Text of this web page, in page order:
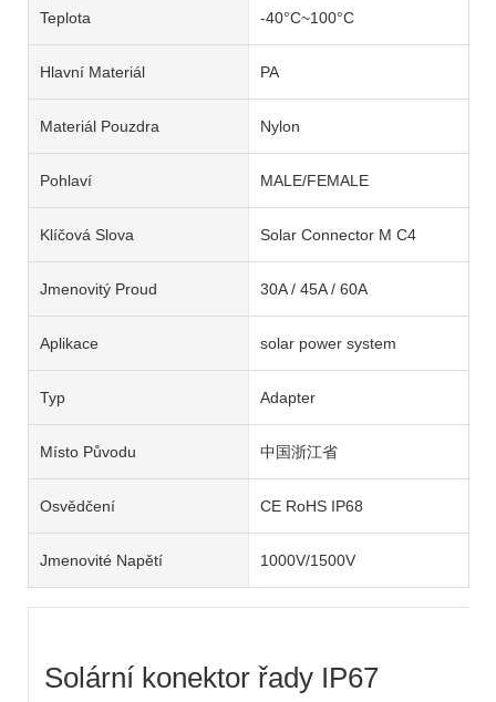
Teplota -40°C~100°C
Hlavní Materiál PA
Materiál Pouzdra Nylon
Pohlaví MALE/FEMALE
Klíčová Slova Solar Connector M C4
Jmenovitý Proud 30A / 45A / 60A
Aplikace solar power system
Typ Adapter
Místo Původu 中国浙江省
Osvědčení CE RoHS IP68
Jmenovité Napětí 1000V/1500V
Solární konektor řady IP67